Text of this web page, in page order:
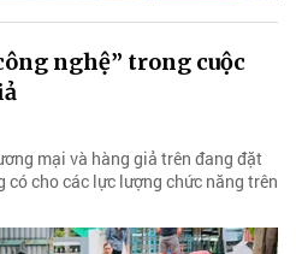
nghệ” trong cuộc
mại và hàng giả trên đang đặt
cho các lực lượng chức năng trên